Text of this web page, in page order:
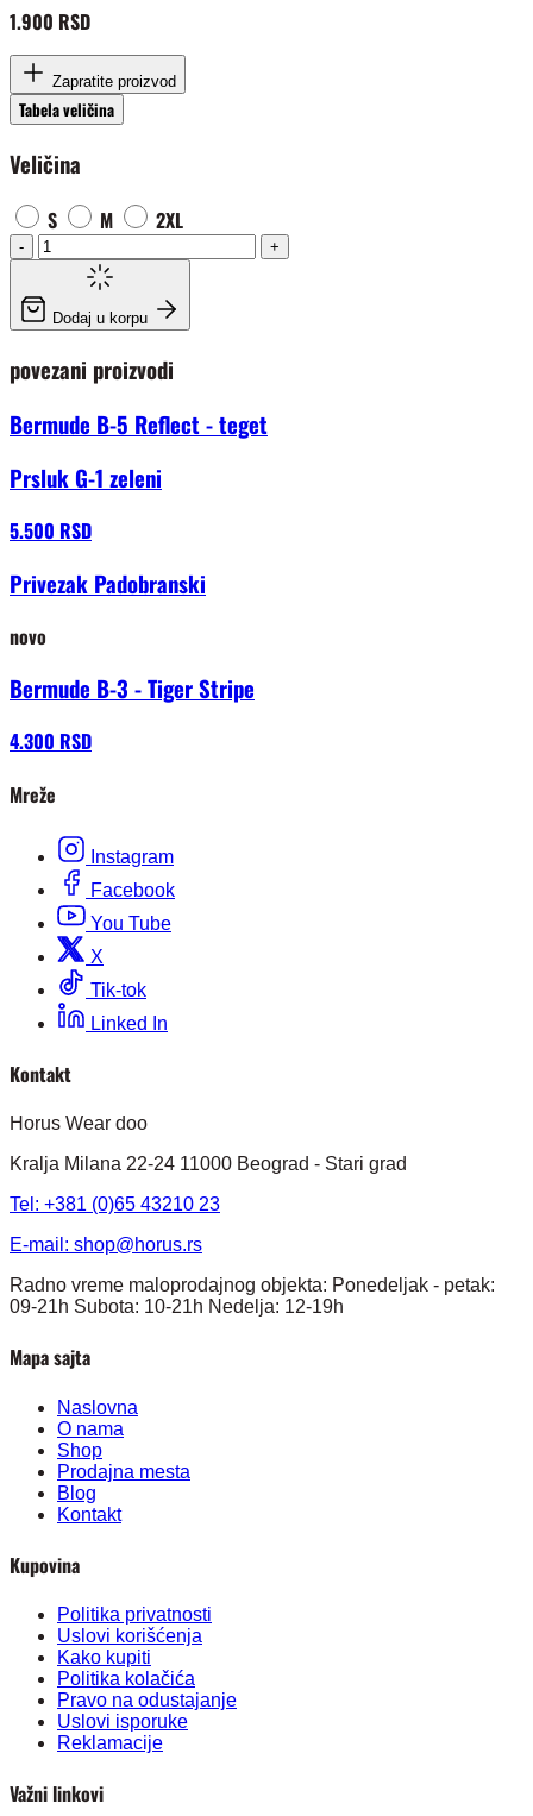
1.900 RSD
Zapratite proizvod
Tabela veličina
Veličina
S M 2XL
- +
Dodaj u korpu
povezani proizvodi
Bermude B-5 Reflect - teget
Prsluk G-1 zeleni
5.500 RSD
Privezak Padobranski
novo
Bermude B-3 - Tiger Stripe
4.300 RSD
Mreže
Instagram
Facebook
You Tube
X
Tik-tok
Linked In
Kontakt
Horus Wear doo
Kralja Milana 22-24 11000 Beograd - Stari grad
Tel: +381 (0)65 43210 23
E-mail: shop@horus.rs
Radno vreme maloprodajnog objekta: Ponedeljak - petak:
09-21h Subota: 10-21h Nedelja: 12-19h
Mapa sajta
Naslovna
O nama
Shop
Prodajna mesta
Blog
Kontakt
Kupovina
Politika privatnosti
Uslovi korišćenja
Kako kupiti
Politika kolačića
Pravo na odustajanje
Uslovi isporuke
Reklamacije
Važni linkovi